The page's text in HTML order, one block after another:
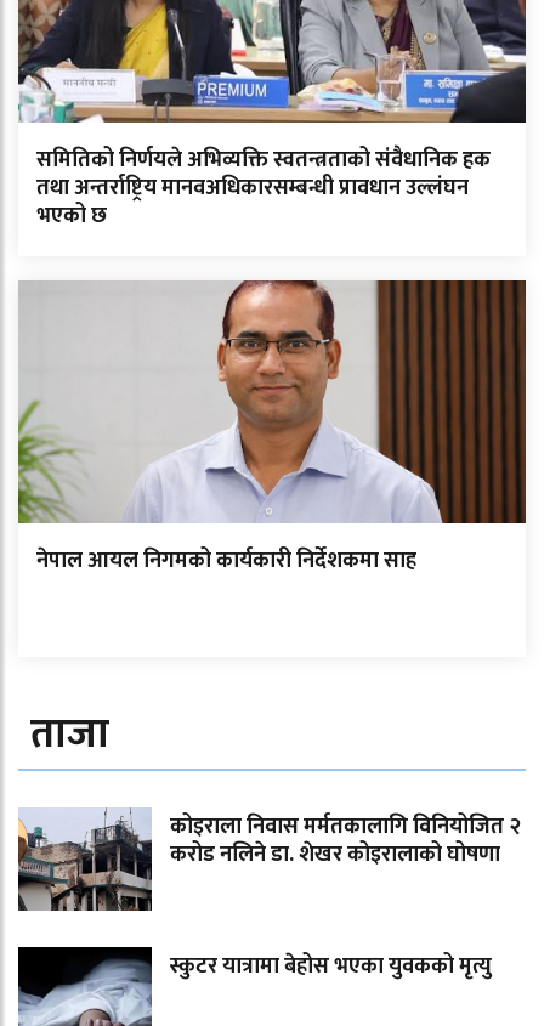
समितिको निर्णयले अभिव्यक्ति स्वतन्त्रताको संवैधानिक हक
तथा अन्तर्राष्ट्रिय मानवअधिकारसम्बन्धी प्रावधान उल्लंघन
भएको छ
नेपाल आयल निगमको कार्यकारी निर्देशकमा साह
ताजा
कोइराला निवास मर्मतकालागि विनियोजित २
करोड नलिने डा. शेखर कोइरालाको घोषणा
स्कुटर यात्रामा बेहोस भएका युवकको मृत्यु